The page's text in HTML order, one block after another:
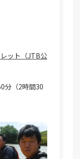
ット（JTB公
分（2時間30